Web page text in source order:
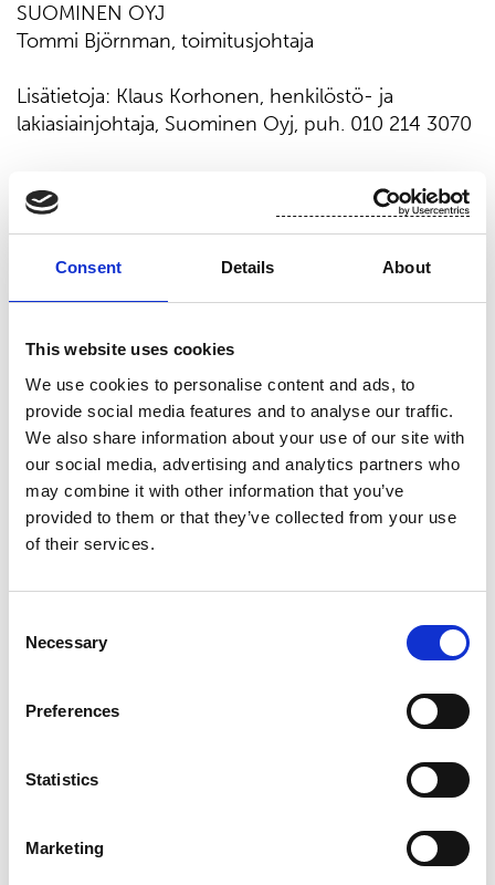
Consent Details About
This website uses cookies
We use cookies to personalise content and ads, to
provide social media features and to analyse our traffic.
We also share information about your use of our site with
our social media, advertising and analytics partners who
may combine it with other information that you’ve
provided to them or that they’ve collected from your use
of their services.
Selection
Necessary
Preferences
Statistics
Marketing
SUOMINEN OYJ
Tommi Björnman, toimitusjohtaja
Lisätietoja: Klaus Korhonen, henkilöstö- ja
lakiasiainjohtaja, Suominen Oyj, puh. 010 214 3070
Suominen valmistaa kuitukankaita rullatavarana
pyyhintätuotteisiin sekä muihin sovelluksiin.
Visiomme on olla edelläkävijä innovatiivisissa ja
esimerkiksi kosteuspyyhkeet, terveyssiteet ja
haavataitokset, ovat läsnä ihmisten jokapäiväisessä
elämässä ympäri maailmaa. Suomisen liikevaihto
vuonna 2022 oli 493,3 milj. euroa ja työllistämme
noin700 ammattilaista Euroopassa sekä Pohjois- ja
Etelä-Amerikassa. Suomisen osake noteerataan
Nasdaq Helsingissä. Lue lisää: www.suominen.fi.
Keskeiset tiedotusvälineet
Viimeisimmät uutiset